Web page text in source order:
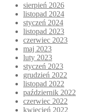
sierpień 2026
listopad 2024
styczeń 2024
listopad 2023
czerwiec 2023
maj 2023
luty 2023
styczeń 2023
grudzień 2022
listopad 2022
październik 2022
czerwiec 2022
kwiecień 2022